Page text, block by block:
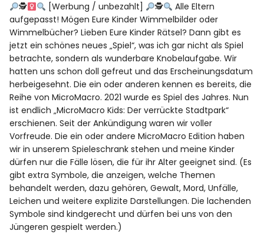
🕵‍ [Werbung / unbezahlt] 🕵
Alle Eltern
aufgepasst! Mögen Eure Kinder Wimmelbilder oder
Wimmelbücher? Lieben Eure Kinder Rätsel? Dann gibt es
jetzt ein schönes neues „Spiel“, was ich gar nicht als Spiel
betrachte, sondern als wunderbare Knobelaufgabe. Wir
hatten uns schon doll gefreut und das Erscheinungsdatum
herbeigesehnt. Die ein oder anderen kennen es bereits, die
Reihe von MicroMacro. 2021 wurde es Spiel des Jahres. Nun
ist endlich „MicroMacro Kids: Der verrückte Stadtpark“
erschienen. Seit der Ankündigung waren wir voller
Vorfreude. Die ein oder andere MicroMacro Edition haben
wir in unserem Spieleschrank stehen und meine Kinder
dürfen nur die Fälle lösen, die für ihr Alter geeignet sind. (Es
gibt extra Symbole, die anzeigen, welche Themen
behandelt werden, dazu gehören, Gewalt, Mord, Unfälle,
Leichen und weitere explizite Darstellungen. Die lachenden
Symbole sind kindgerecht und dürfen bei uns von den
Jüngeren gespielt werden.)